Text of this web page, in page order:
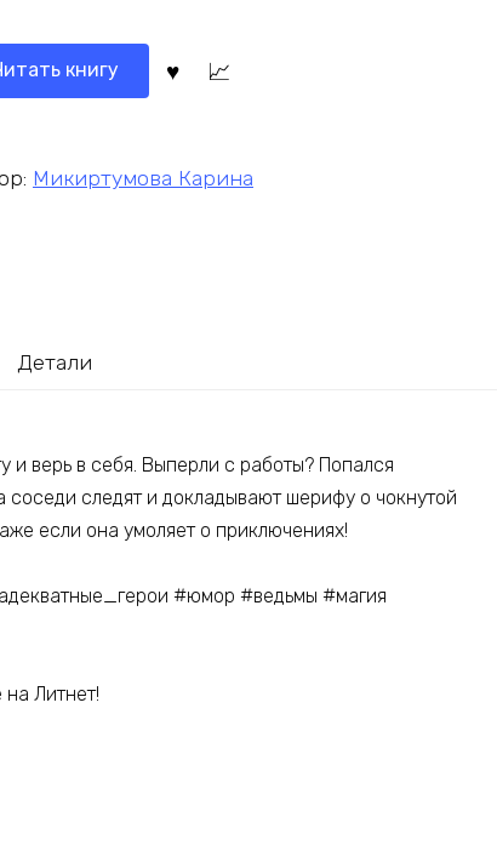
книгу
Микиртумова Карина
Детали
и верь в себя. Выперли с работы? Попался
соседи следят и докладывают шерифу о чокнутой
если она умоляет о приключениях!
#юмор #ведьмы #магия
Литнет!